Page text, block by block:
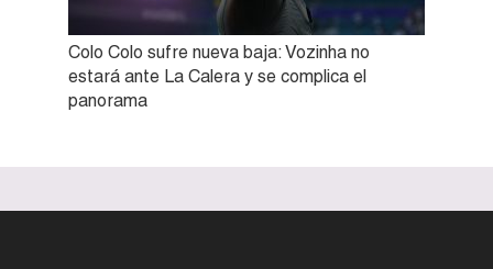
Colo Colo sufre nueva baja: Vozinha no
estará ante La Calera y se complica el
panorama